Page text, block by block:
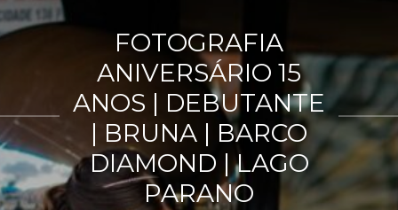
FOTOGRAFIA
ANIVERSÁRIO 15
ANOS | DEBUTANTE
| BRUNA | BARCO
DIAMOND | LAGO
PARANO